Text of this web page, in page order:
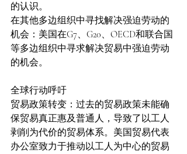
的认识。
在其他多边组织中寻找解决强迫劳动的
机会：美国在G7、G20、OECD和联合国
等多边组织中寻求解决贸易中强迫劳动
的机会。
全球行动呼吁
贸易政策转变：过去的贸易政策未能确
保贸易真正惠及普通人，导致了以工人
剥削为代价的贸易体系。美国贸易代表
办公室致力于推动以工人为中心的贸易